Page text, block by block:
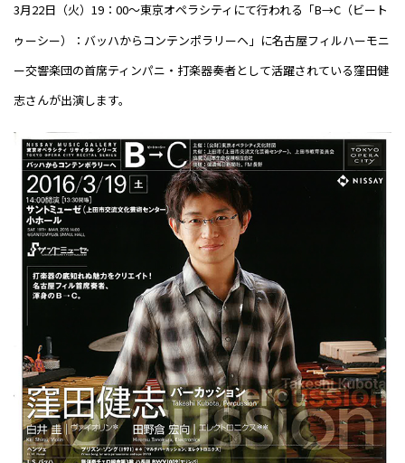
3月22日（火） 19 ： 00〜東京オペラシティにて行われる「B→C （ビート
ゥーシー）：バッハからコンテンポラリーヘ」に名古屋フィルハーモニ
ー交響楽団の首席ティンパニ・打楽器奏者として活躍されている窪田健
志さんが出演します。